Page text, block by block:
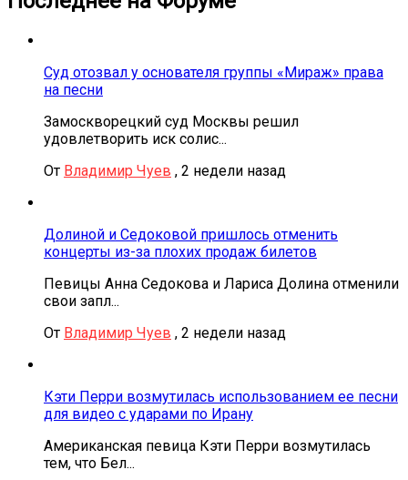
Суд отозвал у основателя группы «Мираж» права
на песни
Замоскворецкий суд Москвы решил
удовлетворить иск солис...
От Владимир Чуев , 2 недели назад
Долиной и Седоковой пришлось отменить
концерты из-за плохих продаж билетов
Певицы Анна Седокова и Лариса Долина отменили
свои запл...
От Владимир Чуев , 2 недели назад
Кэти Перри возмутилась использованием ее песни
для видео с ударами по Ирану
Американская певица Кэти Перри возмутилась
тем, что Бел...